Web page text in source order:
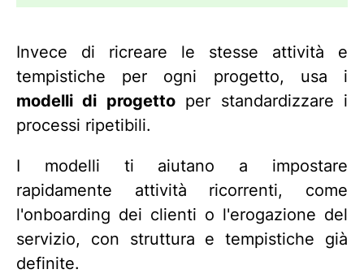
Invece di ricreare le stesse attività e
tempistiche per ogni progetto, usa i
modelli di progettoper standardizzare i
processi ripetibili.
I modelli ti aiutano a impostare
rapidamente attività ricorrenti, come
l'onboarding dei clienti o l'erogazione del
servizio, con struttura e tempistiche già
definite.